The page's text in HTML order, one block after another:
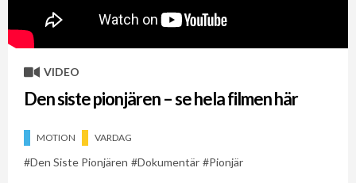
VIDEO
Den siste pionjären – se hela filmen här
MOTION VARDAG
Den Siste Pionjären Dokumentär Pionjär